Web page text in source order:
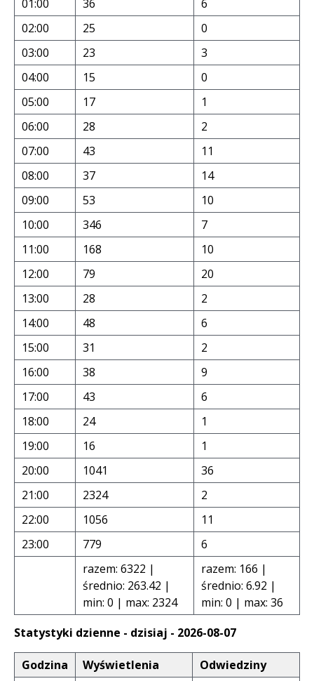
01:00 36
6
02:00
25
0
03:00
23
3
04:00
15
0
05:00
17
1
06:00
28
2
07:00
43
11
08:00
37
14
09:00
53
10
10:00
346
7
11:00
168
10
12:00
79
20
13:00
28
2
14:00
48
6
15:00
31
2
16:00
38
9
17:00
43
6
18:00
24
1
19:00
16
1
20:00
1041
36
21:00
2324
2
22:00
1056
11
23:00
779
6
razem: 6322 |
średnio: 263.42 |
min: 0 | max: 2324
razem: 166 |
średnio: 6.92 |
min: 0 | max: 36
Statystyki dzienne - dzisiaj - 2026-08-07
Godzina Wyświetlenia
Odwiedziny